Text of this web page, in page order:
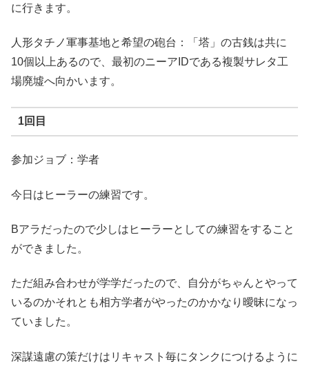
に行きます。
人形タチノ軍事基地と希望の砲台：「塔」の古銭は共に
10個以上あるので、最初のニーアIDである複製サレタ工
場廃墟へ向かいます。
1回目
参加ジョブ：学者
今日はヒーラーの練習です。
Bアラだったので少しはヒーラーとしての練習をすること
ができました。
ただ組み合わせが学学だったので、自分がちゃんとやって
いるのかそれとも相方学者がやったのかかなり曖昧になっ
ていました。
深謀遠慮の策だけはリキャスト毎にタンクにつけるように